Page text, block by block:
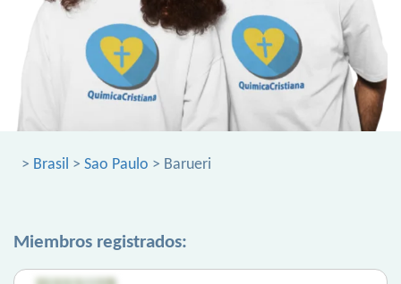
> Brasil > Sao Paulo > Barueri
Miembros registrados: